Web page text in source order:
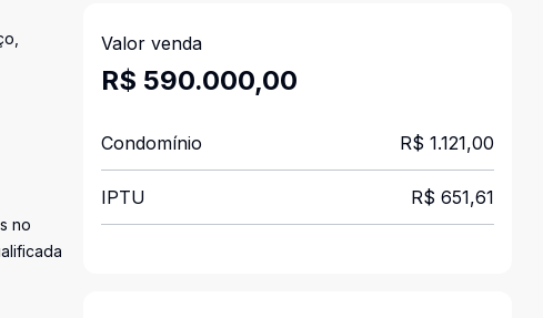
no
Valor venda
R$ 590.000,00
Condomínio R$ 1.121,00
IPTU R$ 651,61